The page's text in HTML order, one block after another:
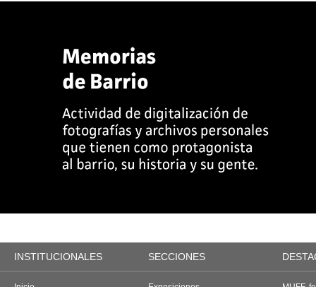
INSTITUCIONALES SECCIONES